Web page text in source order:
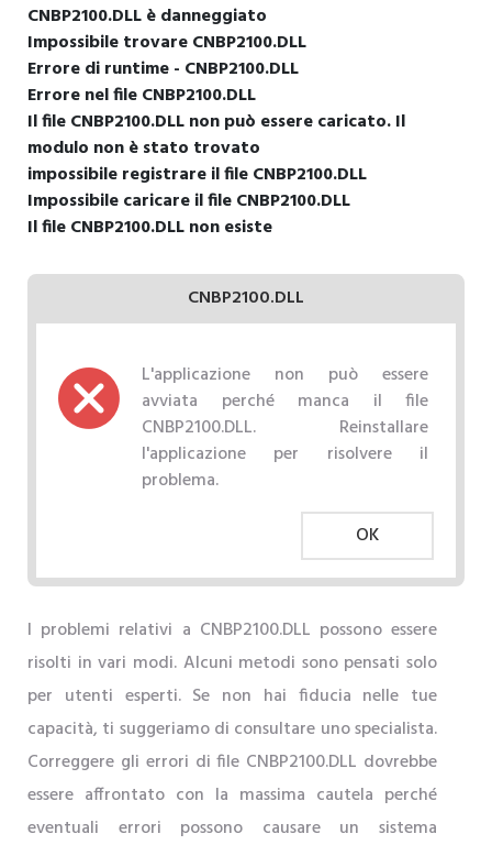
CNBP2100.DLL è danneggiato
Impossibile trovare CNBP2100.DLL
Errore di runtime - CNBP2100.DLL
Errore nel file CNBP2100.DLL
Il file CNBP2100.DLL non può essere caricato. Il
modulo non è stato trovato
impossibile registrare il file CNBP2100.DLL
Impossibile caricare il file CNBP2100.DLL
Il file CNBP2100.DLL non esiste
CNBP2100.DLL
L'applicazione non può essere
avviata perché manca il file
CNBP2100.DLL. Reinstallare
l'applicazione per risolvere il
problema.
OK
I problemi relativi a CNBP2100.DLL possono essere
risolti in vari modi. Alcuni metodi sono pensati solo
per utenti esperti. Se non hai fiducia nelle tue
capacità, ti suggeriamo di consultare uno specialista.
Correggere gli errori di file CNBP2100.DLL dovrebbe
essere affrontato con la massima cautela perché
eventuali errori possono causare un sistema